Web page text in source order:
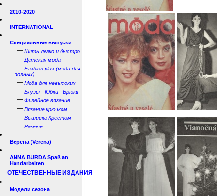
2010-2020
INTERNATIONAL
Специальные выпуски
— Шить легко и быстро
— Детская мода
— Fashion plus (мода для
полных)
— Мода для невысоких
— Блузы - Юбки - Брюки
— Филейное вязание
— Вязание крючком
— Вышивка Крестом
— Разные
Верена (Verena)
ANNA BURDA Spaß an
Handarbeiten
ОТЕЧЕСТВЕННЫЕ ИЗДАНИЯ
Модели сезона